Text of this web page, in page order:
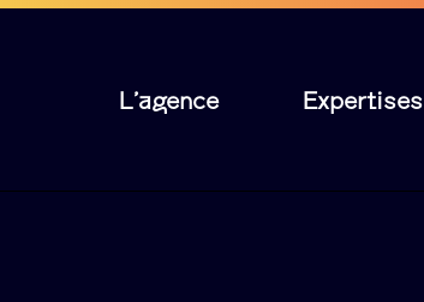
L’agence Expertises